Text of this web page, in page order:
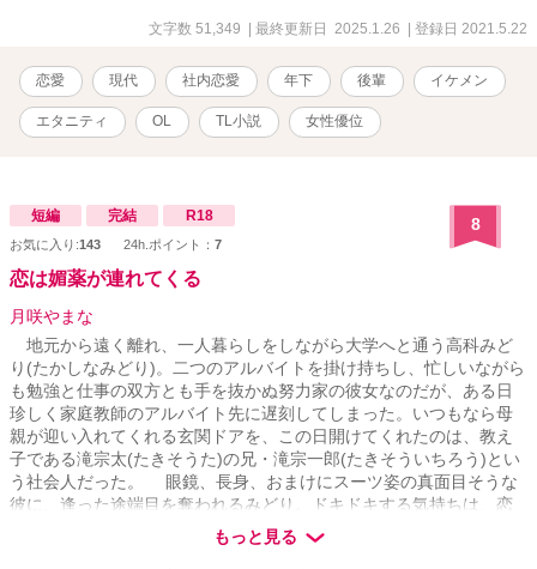
文字数 51,349 | 最終更新日 2025.1.26 | 登録日 2021.5.22
恋愛 現代 社内恋愛 年下 後輩 イケメン
エタニティ OL TL小説 女性優位
短編 完結 R18
お気に入り:143 24h.ポイント： 7
8
恋は媚薬が連れてくる
月咲やまな
地元から遠く離れ、一人暮らしをしながら大学へと通う高科みど
り(たかしなみどり)。二つのアルバイトを掛け持ちし、忙しいながら
も勉強と仕事の双方とも手を抜かぬ努力家の彼女なのだが、ある日
珍しく家庭教師のアルバイト先に遅刻してしまった。いつもなら母
親が迎い入れてくれる玄関ドアを、この日開けてくれたのは、教え
子である滝宗太(たきそうた)の兄・滝宗一郎(たきそういちろう)とい
う社会人だった。 眼鏡、長身、おまけにスーツ姿の真面目そうな
彼に、逢った途端目を奪われるみどり。ドキドキする気持ちは、恋
なのか、それとも彼の暗躍が原因か—— ○一目惚れ・軽い三角関
係・媚薬とが絡んだ、社会人×大学生のTL小説です。 【R18】作品
もっと見る